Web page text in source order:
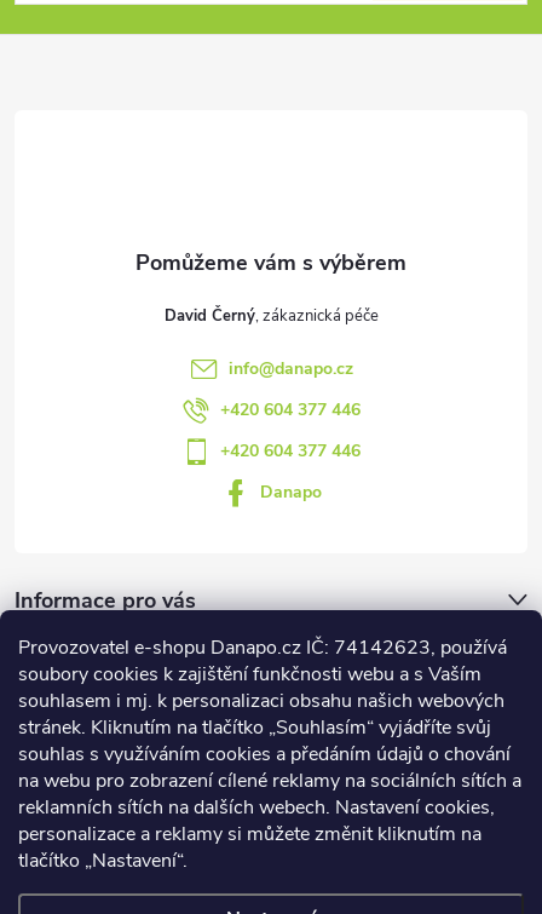
Provozovatel e-shopu Danapo.cz IČ: 74142623, používá
soubory cookies k zajištění funkčnosti webu a s Vaším
souhlasem i mj. k personalizaci obsahu našich webových
stránek. Kliknutím na tlačítko „Souhlasím“ vyjádříte svůj
souhlas s využíváním cookies a předáním údajů o chování
na webu pro zobrazení cílené reklamy na sociálních sítích a
reklamních sítích na dalších webech. Nastavení cookies,
personalizace a reklamy si můžete změnit kliknutím na
tlačítko „Nastavení“.
p
David Černý
info@danapo.cz
+420 604 377 446
+420 604 377 446
Danapo
Informace pro vás
Dotazník
Co upřednosťnujete?
Počet hlasů:437
Facebook